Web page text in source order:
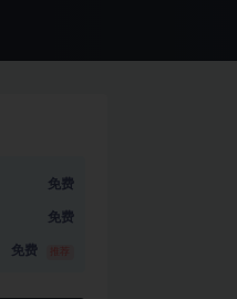
免费
免费
免费